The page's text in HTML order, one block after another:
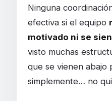
Ninguna
efectiva si el equipo
motivado ni se
visto muchas
que se vienen abajo
simplemente… no